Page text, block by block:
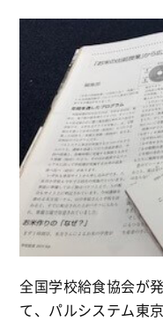
全国学校給食協会が
て、パルシステム東